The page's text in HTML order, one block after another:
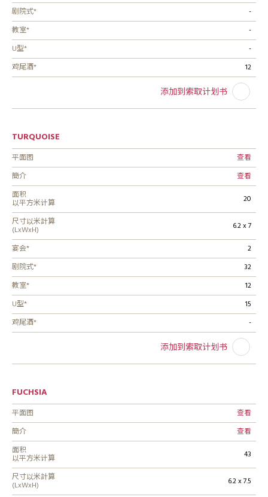
剧院式*
-
教室*
-
U型*
-
鸡尾酒*
12
添加到索取计划书
TURQUOISE
平面图
查看
簡介
查看
面积
以平方米计算
20
尺寸以米計算
(LxWxH)
6.2 x 7
宴会*
2
剧院式*
32
教室*
12
U型*
15
鸡尾酒*
-
添加到索取计划书
FUCHSIA
平面图
查看
簡介
查看
面积
以平方米计算
43
尺寸以米計算
(LxWxH)
6.2 x 7.5